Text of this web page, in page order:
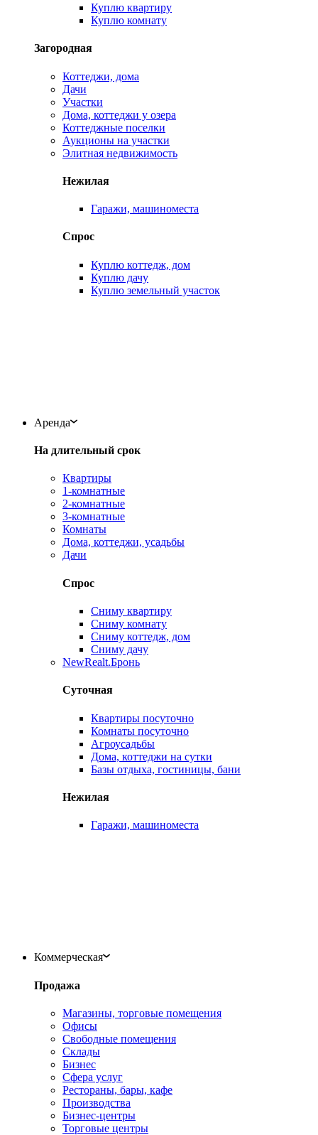
Куплю квартиру
Куплю комнату
Загородная
Коттеджи, дома
Дачи
Участки
Дома, коттеджи у озера
Коттеджные поселки
Аукционы на участки
Элитная недвижимость
Нежилая
Гаражи, машиноместа
Спрос
Куплю коттедж, дом
Куплю дачу
Куплю земельный участок
Аренда
На длительный срок
Квартиры
1-комнатные
2-комнатные
3-комнатные
Комнаты
Дома, коттеджи, усадьбы
Дачи
Спрос
Сниму квартиру
Сниму комнату
Сниму коттедж, дом
Сниму дачу
NewRealt.Бронь
Суточная
Квартиры посуточно
Комнаты посуточно
Агроусадьбы
Дома, коттеджи на сутки
Базы отдыха, гостиницы, бани
Нежилая
Гаражи, машиноместа
Коммерческая
Продажа
Магазины, торговые помещения
Офисы
Свободные помещения
Склады
Бизнес
Сфера услуг
Рестораны, бары, кафе
Производства
Бизнес-центры
Торговые центры